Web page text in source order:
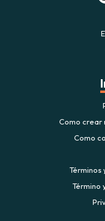
Como crear
Como
Términos
Término